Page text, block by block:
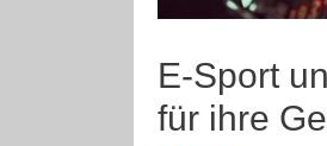
E-Sport
für ihre